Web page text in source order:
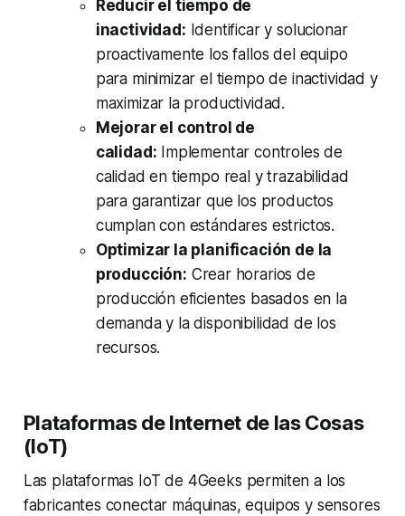
Reducir el tiempo de
inactividad: Identificar y solucionar
proactivamente los fallos del equipo
para minimizar el tiempo de inactividad y
maximizar la productividad.
Mejorar el control de
calidad: Implementar controles de
calidad en tiempo real y trazabilidad
para garantizar que los productos
cumplan con estándares estrictos.
Optimizar la planificación de la
producción: Crear horarios de
producción eficientes basados en la
demanda y la disponibilidad de los
recursos.
Plataformas de Internet de las Cosas
(IoT)
Las plataformas IoT de 4Geeks permiten a los
fabricantes conectar máquinas, equipos y sensores